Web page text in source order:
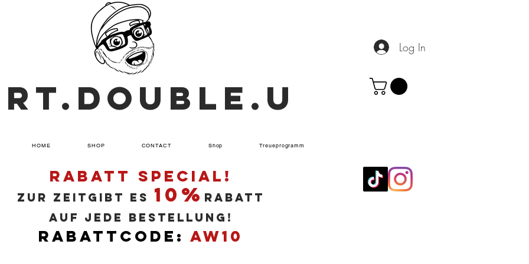
HOME SHOP CONTACT Shop Treueprogramm
RABATT SPECIAL!
ZUR ZEITGIBT ES 10% RABATT
AUF JEDE BESTELLUNG!
RABATTCODE:AW10
Log In